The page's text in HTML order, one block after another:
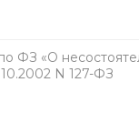
«О
N 127-ФЗ